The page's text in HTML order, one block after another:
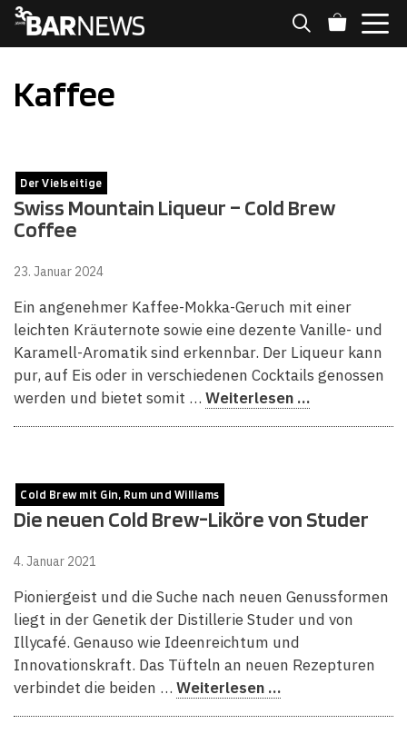
Zum
Inhalt
Kaffee
Der Vielseitige
Swiss Mountain Liqueur – Cold Brew
Coffee
23. Januar 2024
Ein angenehmer Kaffee-Mokka-Geruch mit einer
leichten Kräuternote sowie eine dezente Vanille- und
Karamell-Aromatik sind erkennbar. Der Liqueur kann
pur, auf Eis oder in verschiedenen Cocktails genossen
werden und bietet somit … Weiterlesen …
Cold Brew mit Gin, Rum und Williams
Die neuen Cold Brew-Liköre von Studer
4. Januar 2021
Pioniergeist und die Suche nach neuen Genussformen
liegt in der Genetik der Distillerie Studer und von
Illycafé. Genauso wie Ideenreichtum und
Innovationskraft. Das Tüfteln an neuen Rezepturen
verbindet die beiden … Weiterlesen …